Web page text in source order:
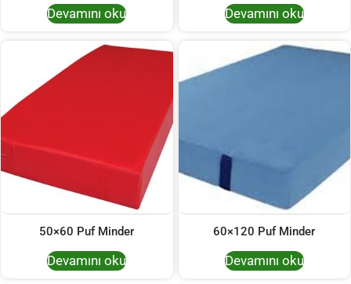
Devamını oku Devamını oku
50×60 Puf Minder
Devamını oku
60×120 Puf Minder
Devamını oku